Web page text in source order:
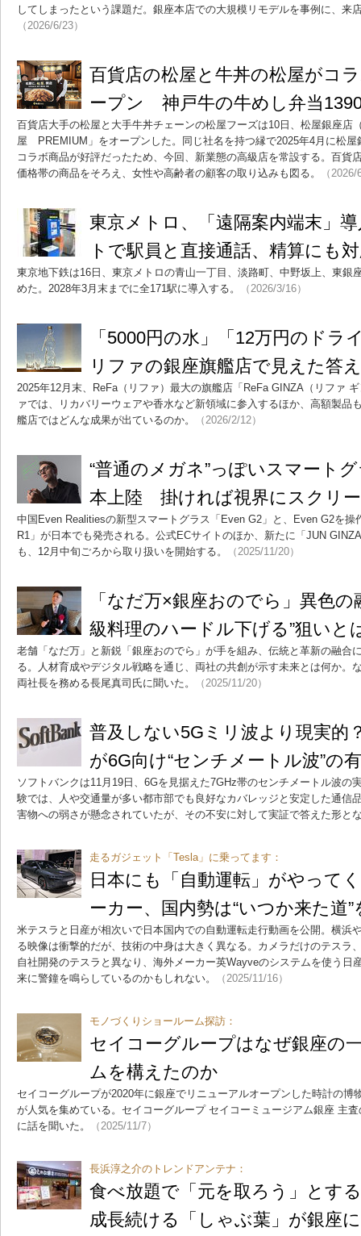
してしまったという課題だ。銀座本店での大規模リモデルを事例に、来
（2026/6/23）
百貨店の松屋と牛丼の松屋がコ
ープン 神戸牛の牛めし弁当
百貨店大手の松屋と大手牛丼チェーンの松屋フーズは10日、松屋銀座店
屋 PREMIUM」をオープンした。同じ社名を持つ縁で2025年4月に松屋
コラボ商品が好評だったため、今回、新業態の高級店を常設する。百貨
価格帯の商品をそろえ、女性や高齢者の顧客の取り込みも図る。
（
東京メトロ、「遠隔案内端末」
トで駅員と直接通話、精算にも
東京地下鉄は16日、東京メトロの青山一丁目、淡路町、中野坂上、東銀
めた。2028年3月末までに全171駅に導入する。
（2026/3/16）
「5000円の水」「12万円のド
リファの銀座旗艦店で見えた答え
2025年12月末、ReFa（リファ）最大の旗艦店「ReFa GINZA（リファ
ァでは、リカバリーウェアや香水など新領域に参入するほか、高額製品
艦店ではどんな成果が出ているのか。
（2026/2/12）
“普通のメガネ”っぽいスマート
本上陸 掛ければ視界にスクリー
中国Even Realitiesの新型スマートグラス「Even G2」と、Even G2を操
R1」が日本でも発売される。公式ECサイトのほか、新たに「JUN
も、12月中旬ごろから取り扱いを開始する。
（2025/11/20）
「なだ万×銀座おのでら」異色
級料理のハードル下げる”狙いと
老舗「なだ万」と新鋭「銀座おのでら」が手を組み、伝統と革新の融合
る。人材育成やデジタル戦略を通じ、両社の共創が示す未来とは何か。
両社長を務める長尾真司氏に聞いた。
（2025/11/20）
普及しない5Gミリ波より現実
が6G向け“センチメートル波”の
ソフトバンクは11月19日、6Gを見据えた7GHz帯のセンチメートル波の
験では、人や交通量が多い都市部でも良好なカバレッジと安定した通信
害物への弱さが懸念されていたが、その不安に対して実証で答えた形と
走るガジェット「Tesla」に乗ってます：
日本にも「自動運転」がやって
ーカー、国内勢は“いつか来た道
米テスラと日産が相次いで日本国内での自動運転走行動画を公開。横浜
る映像は衝撃的だが、技術の中身は大きく異なる。カメラだけのテスラ
自社開発のテスラと異なり、海外メーカー英Wayveのシステムを使う日
来に警鐘を鳴らしているのかもしれない。
（2025/11/16）
モノづくりショールーム探訪：
セイコーグループはなぜ銀座の
ムを構えたのか
セイコーグループが2020年に銀座でリニューアルオープンした時計の博
が人気を集めている。セイコーグループ セイコーミュージアム銀座 主
に話を聞いた。
（2025/11/7）
長浜淳之介のトレンドアンテナ：
食べ放題で「元を取ろう」と
成長続ける「しゃぶ葉」が銀座